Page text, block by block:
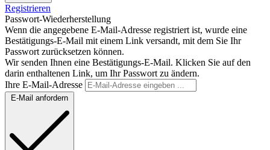
Registrieren
Passwort-Wiederherstellung
Wenn die angegebene E-Mail-Adresse registriert ist, wurde eine
Bestätigungs-E-Mail mit einem Link versandt, mit dem Sie Ihr
Passwort zurücksetzen können.
Wir senden Ihnen eine Bestätigungs-E-Mail. Klicken Sie auf den
darin enthaltenen Link, um Ihr Passwort zu ändern.
Ihre E-Mail-Adresse
E-Mail anfordern